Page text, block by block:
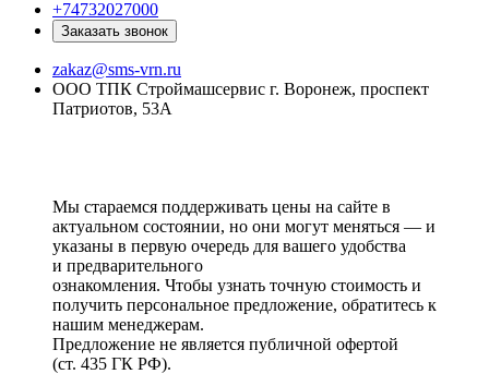
+74732027000
Заказать звонок
zakaz@sms-vrn.ru
ООО ТПК Строймашсервис г. Воронеж, проспект
Патриотов, 53А
Мы стараемся поддерживать цены на сайте в
актуальном состоянии, но они могут меняться — и
указаны в первую очередь для вашего удобства
и предварительного
ознакомления. Чтобы узнать точную стоимость и
получить персональное предложение, обратитесь к
нашим менеджерам.
Предложение не является публичной офертой
(ст. 435 ГК РФ).